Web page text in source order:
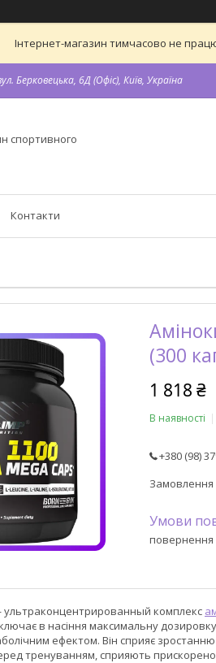
Інтернет-магазин тимчасово не
Берковецька, 6Д (Офіс), Київ, Україна
спортивного
Контакти
(300
1 818 ₴
В наявності
+380 (98)
Замовлення
повернення
ультраконцентрированный комплекс
в насіння максимальну
ефектом. Він сприяє
тренуванням, сприяють